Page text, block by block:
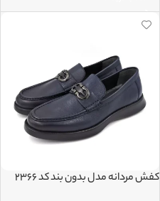
کفش مردانه مدل بدون بند کد 2366